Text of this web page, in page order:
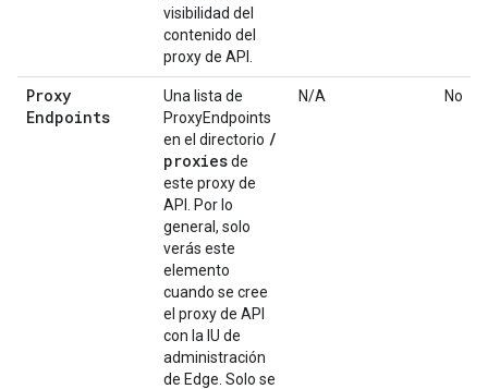
visibilidad del
contenido del
proxy de API.
Proxy
Endpoints
Una lista de
ProxyEndpoints
en el directorio /
proxiesde
este proxy de
API. Por lo
general, solo
verás este
elemento
cuando se cree
el proxy de API
con la IU de
administración
de Edge. Solo se
N/A No